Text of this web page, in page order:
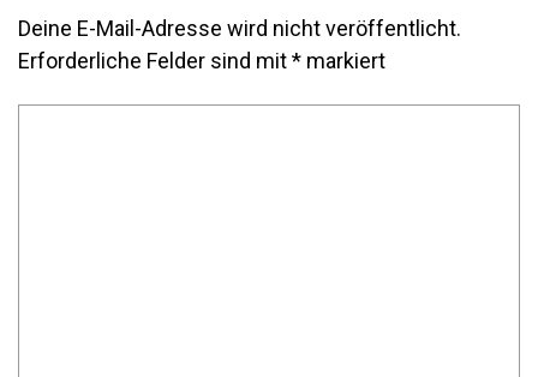
Deine E-Mail-Adresse wird nicht veröffentlicht.
Erforderliche Felder sind mit* markiert